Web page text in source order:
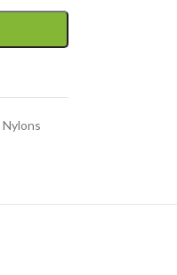
Nylons